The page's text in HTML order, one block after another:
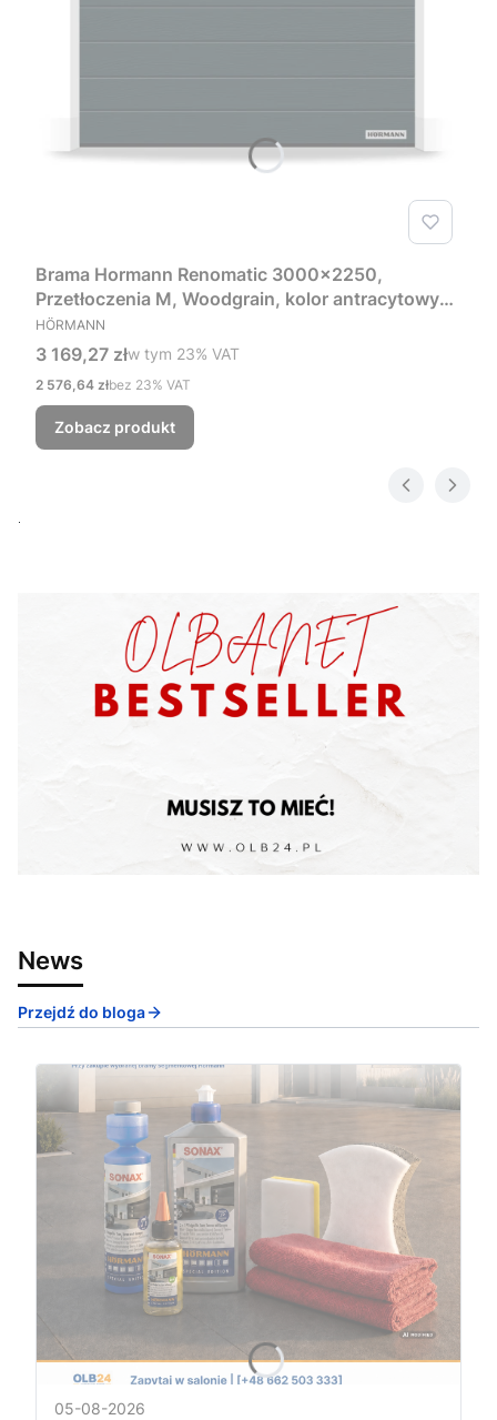
Brama Hormann Renomatic 3000x2250,
Przetłoczenia M, Woodgrain, kolor antracytowy
RAL 7016 + Prowadzenie Z
PRODUCENT
HÖRMANN
Cena brutto
3 169,27 złw tym %s VAT
w tym 23% VAT
Cena netto
2 576,64 złbez 23% VAT
Zobacz produkt
News
Przejdź do bloga
05-08-2026